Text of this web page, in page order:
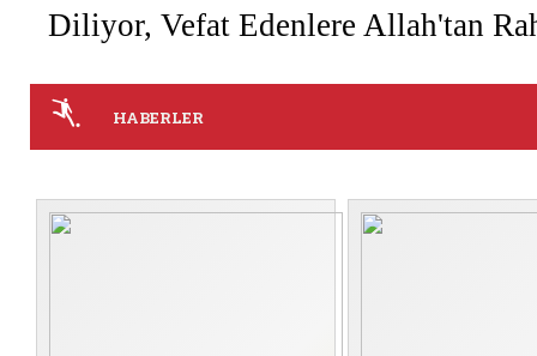
Diliyor, Vefat Edenlere Allah'tan
HABERLER